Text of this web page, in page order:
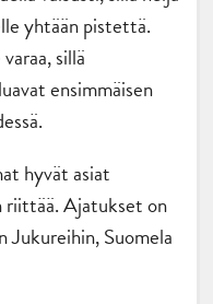
yhtään pistettä.
sillä
ensimmäisen
hyvät asiat
riittää. Ajatukset on
Suomela